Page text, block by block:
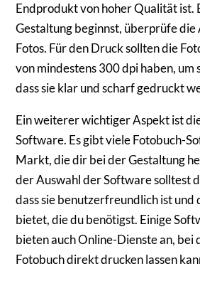
Endprodukt von hoher Qualität ist.
Gestaltung beginnst, überprüfe die
Fotos. Für den Druck sollten die
von mindestens 300 dpi haben, um
dass sie klar und scharf gedruckt
Ein weiterer wichtiger Aspekt ist
Software. Es gibt viele Fotobuch-
Markt, die dir bei der Gestaltung
der Auswahl der Software solltest
dass sie benutzerfreundlich ist und
bietet, die du benötigst. Einige
bieten auch Online-Dienste an, bei
Fotobuch direkt drucken lassen